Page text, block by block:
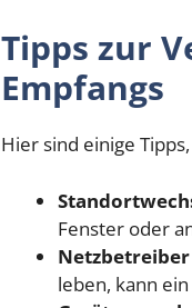
Tipps zur
Empfangs
Hier sind einige
Fenster oder
leben, kann